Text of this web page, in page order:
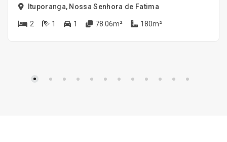
Ituporanga, Nossa Senhora de Fatima
2 1 1 78.06m² 180m²